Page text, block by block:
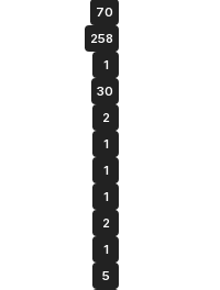
70
258
1
30
2
1
1
1
2
1
5